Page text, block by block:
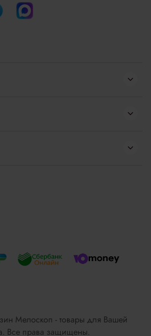
Мелоскоп - товары для Вашей
Все права защищены.